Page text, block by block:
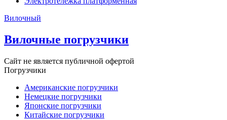
Вилочный
Вилочные погрузчики
Сайт не является публичной офертой
Погрузчики
Американские погрузчики
Немецкие погрузчики
Японские погрузчики
Китайские погрузчики